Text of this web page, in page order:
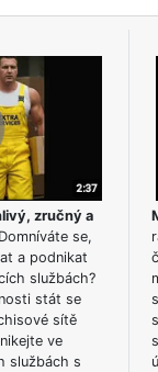
zručný a
se,
a podnikat
službách?
stát se
sítě
ve
službách s